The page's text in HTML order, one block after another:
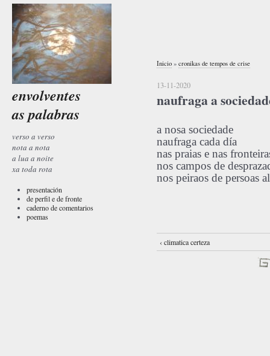
envolventes
as palabras
verso a verso
nota a nota
a lua a noite
xa toda rota
presentación
de perfil e de fronte
caderno de comentarios
poemas
Inicio » cronikas de tempos de crise
13-11-2020
naufraga a
a nosa sociedade
naufraga cada día
nas praias e nas
nos campos de
nos peiraos de persoas
‹ climatica certeza